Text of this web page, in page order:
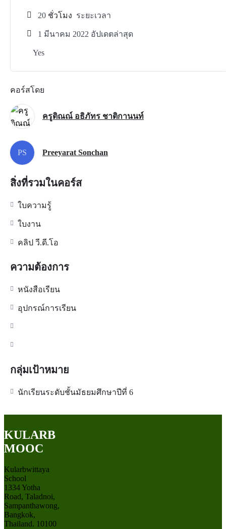
20 ชั่วโมง ระยะเวลา
1 มีนาคม 2022 อัปเดตล่าสุด
Yes
คอร์สโดย
ครูติณณ์ อธิภัทร ชาติกานนท์
PS Preeyarat Sonchan
สิ่งที่รวมในคอร์ส
ใบความรู้
ใบงาน
คลิป วี.ดี.โอ
ความต้องการ
หนังสือเรียน
อุปกรณ์การเรียน
กลุ่มเป้าหมาย
นักเรียนระดับชั้นมัธยมศึกษาปีที่ 6
KULARB
MOOC
Kularbwittaya
School
1334 Yotha
Road, Taladnoi,
Sampanthawong,
Bangkok,
Thailand. 10100